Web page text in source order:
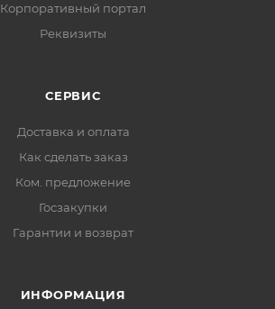
Корпоративный портал
Реквизиты
СЕРВИС
Доставка и оплата
Как сделать заказ
Ком. предложение
Госзакупки
Гарантии и возврат
ИНФОРМАЦИЯ